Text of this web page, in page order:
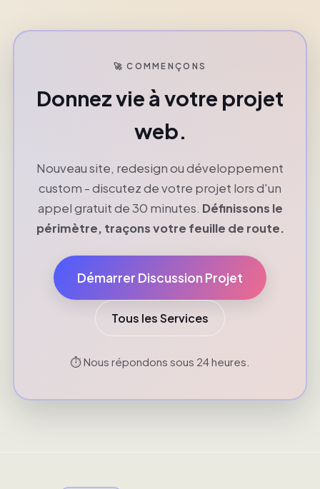
🚀 COMMENÇONS
Donnez vie à votre projet
web.
Nouveau site, redesign ou développement
custom - discutez de votre projet lors d'un
appel gratuit de 30 minutes. Définissons le
périmètre, traçons votre feuille de route.
Démarrer Discussion Projet
Tous les Services
⏱️ Nous répondons sous 24 heures.